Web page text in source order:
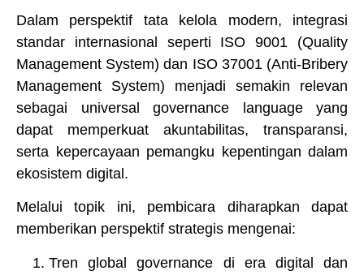
Dalam perspektif tata kelola modern, integrasi
standar internasional seperti ISO 9001 (Quality
Management System) dan ISO 37001 (Anti-Bribery
Management System) menjadi semakin relevan
sebagai universal governance language yang
dapat memperkuat akuntabilitas, transparansi,
serta kepercayaan pemangku kepentingan dalam
ekosistem digital.
Melalui topik ini, pembicara diharapkan dapat
memberikan perspektif strategis mengenai:
Tren global governance di era digital dan